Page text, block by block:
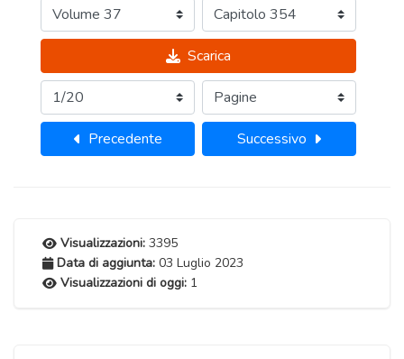
Scarica
Precedente Successivo
Visualizzazioni: 3395
Data di aggiunta: 03 Luglio 2023
Visualizzazioni di oggi: 1